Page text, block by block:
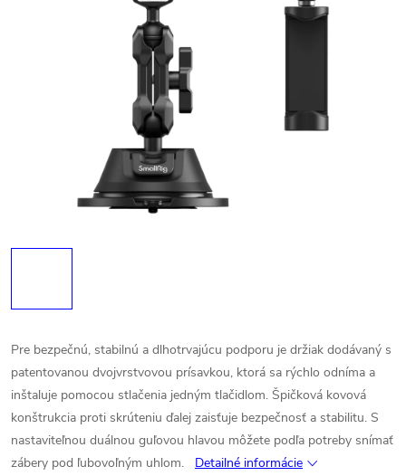
Pre bezpečnú, stabilnú a dlhotrvajúcu podporu je držiak dodávaný s
patentovanou dvojvrstvovou prísavkou, ktorá sa rýchlo odníma a
inštaluje pomocou stlačenia jedným tlačidlom. Špičková kovová
konštrukcia proti skrúteniu ďalej zaisťuje bezpečnosť a stabilitu. S
nastaviteľnou duálnou guľovou hlavou môžete podľa potreby snímať
zábery pod ľubovoľným uhlom.
Detailné informácie